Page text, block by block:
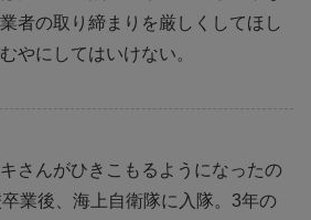
者の取り締まりを厳しくしてほし
やにしてはいけない。
さんがひきこもるようになったの
業後、海上自衛隊に入隊。3年の